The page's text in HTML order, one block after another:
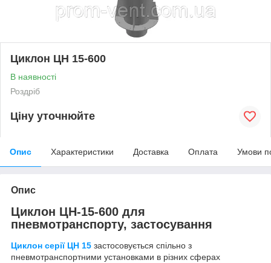
Циклон ЦН 15-600
В наявності
Роздріб
Ціну уточнюйте
Опис Характеристики Доставка Оплата Умови
Опис
Циклон ЦН-15-600 для
пневмотранспорту, застосування
Циклон серії ЦН 15 застосовується спільно з
пневмотранспортними установками в різних сферах